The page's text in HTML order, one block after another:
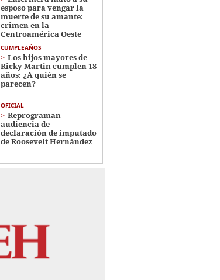
esposo para vengar la
muerte de su amante:
crimen en la
Centroamérica Oeste
CUMPLEAÑOS
Los hijos mayores de
Ricky Martin cumplen 18
años: ¿A quién se
parecen?
OFICIAL
Reprograman
audiencia de
declaración de imputado
de Roosevelt Hernández